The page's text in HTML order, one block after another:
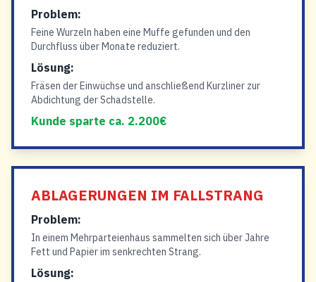
Problem:
Feine Wurzeln haben eine Muffe gefunden und den
Durchfluss über Monate reduziert.
Lösung:
Fräsen der Einwüchse und anschließend Kurzliner zur
Abdichtung der Schadstelle.
Kunde sparte ca. 2.200€
ABLAGERUNGEN IM FALLSTRANG
Problem:
In einem Mehrparteienhaus sammelten sich über Jahre
Fett und Papier im senkrechten Strang.
Lösung: